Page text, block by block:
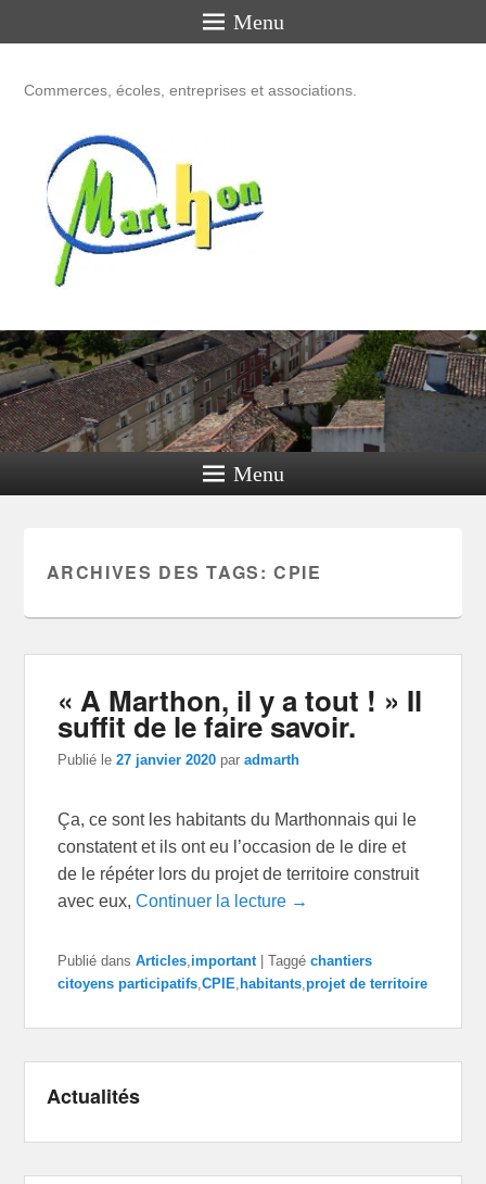
Menu
Commerces, écoles, entreprises et associations.
Menu
ARCHIVES DES TAGS: CPIE
« A Marthon, il y a tout ! » Il
suffit de le faire savoir.
Publié le27 janvier 2020 paradmarth
Ça, ce sont les habitants du Marthonnais qui le
constatent et ils ont eu l’occasion de le dire et
de le répéter lors du projet de territoire construit
avec eux,Continuer la lecture →
Publié dans Articles important |Taggé chantiers
citoyens participatifs ,CPIE habitants ,projet de territoire
Actualités